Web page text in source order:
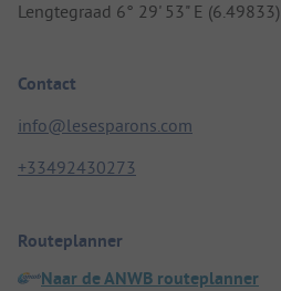
Lengtegraad 6° 29' 53" E (6.49833)
Contact
info@lesesparons.com
+33492430273
Routeplanner
Naar de ANWB routeplanner